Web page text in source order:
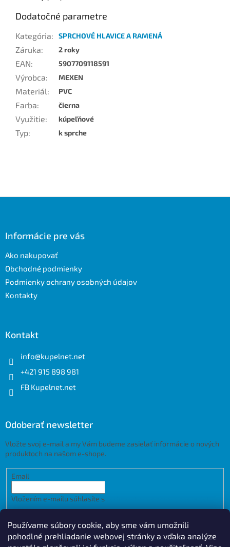
Používame súbory cookie, aby sme vám umožnili
pohodlné prehliadanie webovej stránky a vďaka analýze
Dodatočné parametre
Kategória: SPRCHOVÉ HLAVICE A RAMENÁ
Záruka: 2 roky
EAN: 5907709118591
Výrobca: MEXEN
Materiál: PVC
Farba: čierna
Využitie: kúpeľňové
Typ: k sprche
Informácie pre vás
Ako nakupovať
Obchodné podmienky
Podmienky ochrany osobných údajov
Kontakty
Kontakt
info@kupelnet.net
+421 915 898 981
FB Kupelnet.net
Odoberať newsletter
Vložte svoj e-mail a my Vám budeme zasielať informácie o nových
produktoch na našom e-shope.
Email
Vložením e-mailu súhlasíte s
údajov
PRIHLÁSIŤ SA